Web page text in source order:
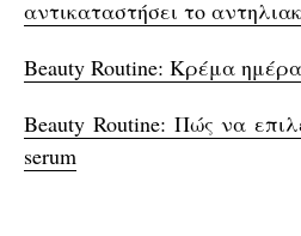
αντικαταστήσει το
Beauty Routine: Κρέμα
Beauty Routine: Πώς να
serum